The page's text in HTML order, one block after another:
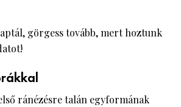
görgess tovább, mert hoztunk
ránézésre talán egyformának